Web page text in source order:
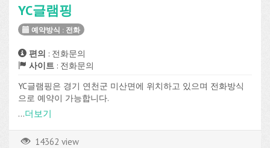
YC글램핑
예약방식 : 전화
편의 : 전화문의
사이트 : 전화문의
YC글램핑은 경기 연천군 미산면에 위치하고 있으며 전화방식
으로 예약이 가능합니다.
...더보기
14362 view